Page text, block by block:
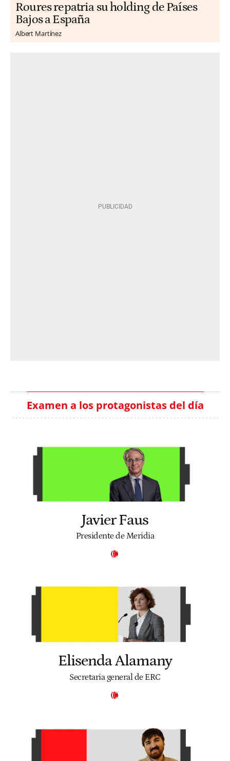
Roures repatria su holding de Países
Bajos a España
Albert Martínez
Examen a los protagonistas del día
Javier Faus
Presidente de Meridia
Elisenda Alamany
Secretaria general de ERC